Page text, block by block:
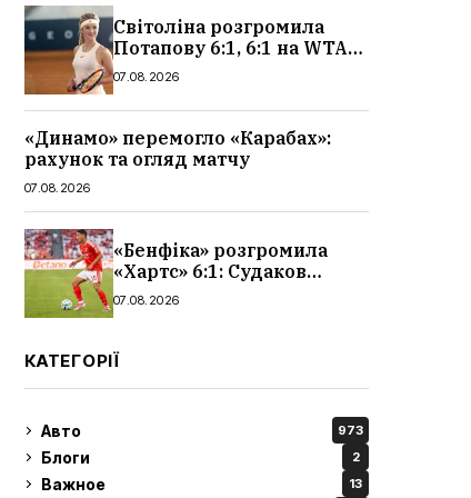
Світоліна розгромила
Потапову 6:1, 6:1 на WTA
1000 у Торонто
07.08.2026
«Динамо» перемогло «Карабах»:
рахунок та огляд матчу
07.08.2026
«Бенфіка» розгромила
«Хартс» 6:1: Судаков
відзначився асистом,
07.08.2026
КАТЕГОРІЇ
Авто 973
Блоги 2
Важное 13